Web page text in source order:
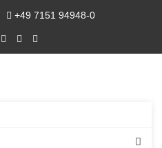
+49 7151 94948-0